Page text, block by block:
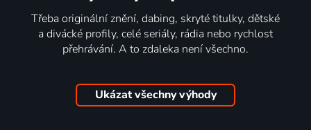
Třeba originální znění, dabing, skryté titulky, dětské
a divácké profily, celé seriály, rádia nebo rychlost
přehrávání. A to zdaleka není všechno.
Ukázat všechny výhody